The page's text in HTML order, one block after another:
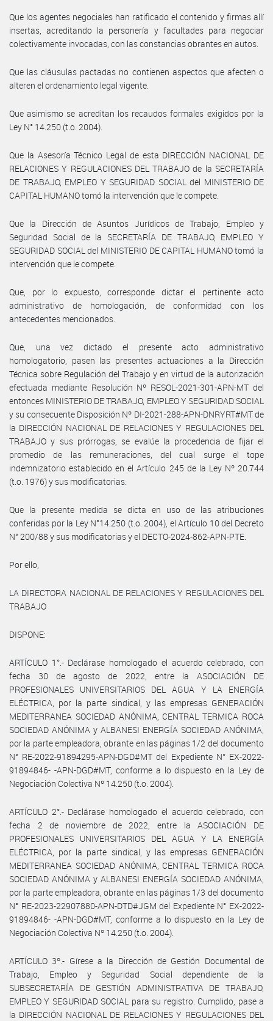
Que los agentes negociales han ratificado el contenido y firmas allí
insertas, acreditando la personería y facultades para negociar
colectivamente invocadas, con las constancias obrantes en autos.
Que las cláusulas pactadas no contienen aspectos que afecten o
alteren el ordenamiento legal vigente.
Que asimismo se acreditan los recaudos formales exigidos por la
Ley N° 14.250 (t.o. 2004).
Que la Asesoría Técnico Legal de esta DIRECCIÓN NACIONAL DE
RELACIONES Y REGULACIONES DEL TRABAJO de la SECRETARÍA
DE TRABAJO, EMPLEO Y SEGURIDAD SOCIAL del MINISTERIO DE
CAPITAL HUMANO tomó la intervención que le compete.
Que la Dirección de Asuntos Jurídicos de Trabajo, Empleo y
Seguridad Social de la SECRETARÍA DE TRABAJO, EMPLEO Y
SEGURIDAD SOCIAL del MINISTERIO DE CAPITAL HUMANO tomó la
intervención que le compete.
Que, por lo expuesto, corresponde dictar el pertinente acto
administrativo de homologación, de conformidad con los
antecedentes mencionados.
Que, una vez dictado el presente acto administrativo
homologatorio, pasen las presentes actuaciones a la Dirección
Técnica sobre Regulación del Trabajo y en virtud de la autorización
efectuada mediante Resolución Nº RESOL-2021-301-APN-MT del
entonces MINISTERIO DE TRABAJO, EMPLEO Y SEGURIDAD SOCIAL
y su consecuente Disposición Nº DI-2021-288-APN-DNRYRT#MT de
la DIRECCIÓN NACIONAL DE RELACIONES Y REGULACIONES DEL
TRABAJO y sus prórrogas, se evalúe la procedencia de fijar el
promedio de las remuneraciones, del cual surge el tope
indemnizatorio establecido en el Artículo 245 de la Ley Nº 20.744
(t.o. 1976) y sus modificatorias.
Que la presente medida se dicta en uso de las atribuciones
conferidas por la Ley N°14.250 (t.o. 2004), el Artículo 10 del Decreto
N° 200/88 y sus modificatorias y el DECTO-2024-862-APN-PTE.
Por ello,
LA DIRECTORA NACIONAL DE RELACIONES Y REGULACIONES DEL
TRABAJO
DISPONE:
ARTÍCULO 1°.- Declárase homologado el acuerdo celebrado, con
fecha 30 de agosto de 2022, entre la ASOCIACIÓN DE
PROFESIONALES UNIVERSITARIOS DEL AGUA Y LA ENERGÍA
ELÉCTRICA, por la parte sindical, y las empresas GENERACIÓN
MEDITERRANEA SOCIEDAD ANÓNIMA, CENTRAL TERMICA ROCA
SOCIEDAD ANÓNIMA y ALBANESI ENERGÍA SOCIEDAD ANÓNIMA,
por la parte empleadora, obrante en las páginas 1/2 del documento
N° RE-2022-91894295-APN-DGD#MT del Expediente N° EX-2022-
91894846- -APN-DGD#MT, conforme a lo dispuesto en la Ley de
Negociación Colectiva Nº 14.250 (t.o. 2004).
ARTÍCULO 2°.- Declárase homologado el acuerdo celebrado, con
fecha 2 de noviembre de 2022, entre la ASOCIACIÓN DE
PROFESIONALES UNIVERSITARIOS DEL AGUA Y LA ENERGÍA
ELÉCTRICA, por la parte sindical, y las empresas GENERACIÓN
MEDITERRANEA SOCIEDAD ANÓNIMA, CENTRAL TERMICA ROCA
SOCIEDAD ANÓNIMA y ALBANESI ENERGÍA SOCIEDAD ANÓNIMA,
por la parte empleadora, obrante en las páginas 1/3 del documento
N° RE-2023-22907880-APN-DTD#JGM del Expediente N° EX-2022-
91894846- -APN-DGD#MT, conforme a lo dispuesto en la Ley de
Negociación Colectiva Nº 14.250 (t.o. 2004).
ARTÍCULO 3º.- Gírese a la Dirección de Gestión Documental de
Trabajo, Empleo y Seguridad Social dependiente de la
SUBSECRETARÍA DE GESTIÓN ADMINISTRATIVA DE TRABAJO,
EMPLEO Y SEGURIDAD SOCIAL para su registro. Cumplido, pase a
la DIRECCIÓN NACIONAL DE RELACIONES Y REGULACIONES DEL